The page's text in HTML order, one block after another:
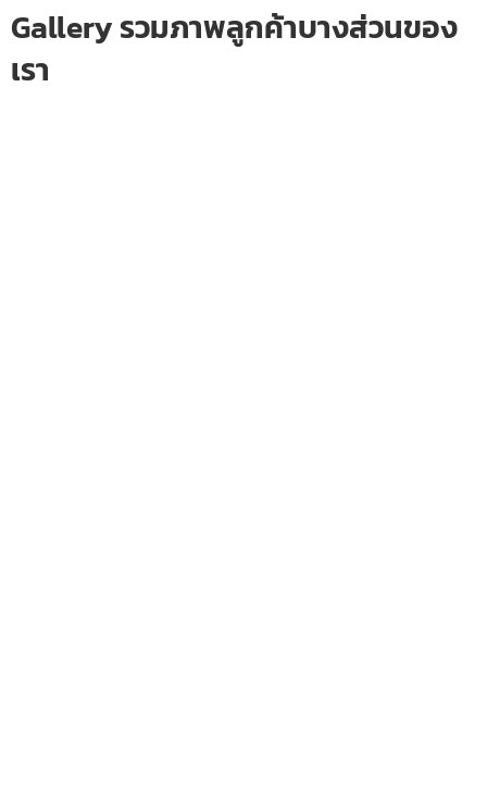
Gallery รวมภาพลูกค้าบางส่วนของ
เรา